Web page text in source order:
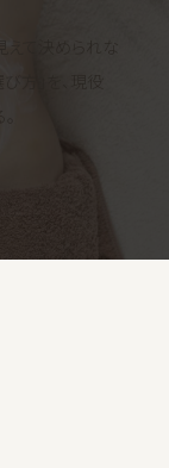
方」を、現役